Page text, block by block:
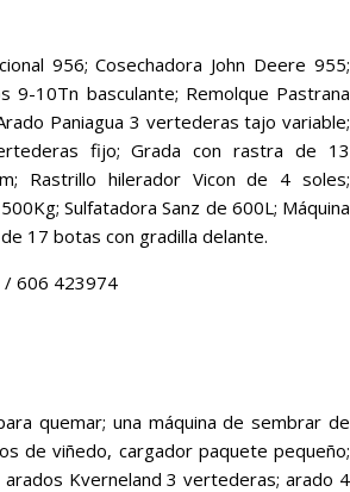
956; Cosechadora John Deere 955;
9-10Tn basculante; Remolque Pastrana
Paniagua 3 vertederas tajo variable;
fijo; Grada con rastra de 13
Rastrillo hilerador Vicon de 4 soles;
Sulfatadora Sanz de 600L; Máquina
17 botas con gradilla delante.
/ 606 423974
quemar; una máquina de sembrar de
de viñedo, cargador paquete pequeño;
arados Kverneland 3 vertederas; arado 4